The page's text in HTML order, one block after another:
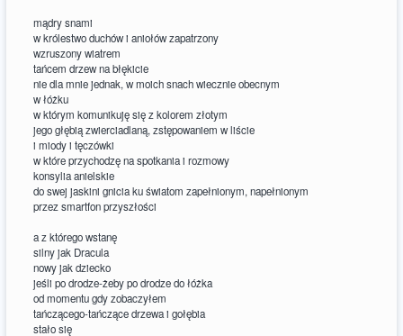
mądry snami
w królestwo duchów i aniołów zapatrzony
wzruszony wiatrem
tańcem drzew na błękicie
nie dla mnie jednak, w moich snach wiecznie obecnym
w łóżku
w którym komunikuję się z kolorem złotym
jego głębią zwierciadlaną, zstępowaniem w liście
i miody i tęczówki
w które przychodzę na spotkania i rozmowy
konsylia anielskie
do swej jaskini gnicia ku światom zapełnionym, napełnionym
przez smartfon przyszłości
a z którego wstanę
silny jak Dracula
nowy jak dziecko
jeśli po drodze-żeby po drodze do łóżka
od momentu gdy zobaczyłem
tańczącego-tańczące drzewa i gołębia
stało się